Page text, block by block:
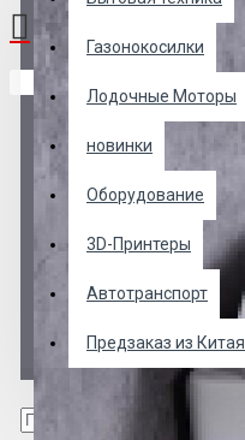
Газонокосилки
Лодочные Моторы
новинки
Оборудование
3D-Принтеры
Автотранспорт
Предзаказ из Китая
В корзине пусто!